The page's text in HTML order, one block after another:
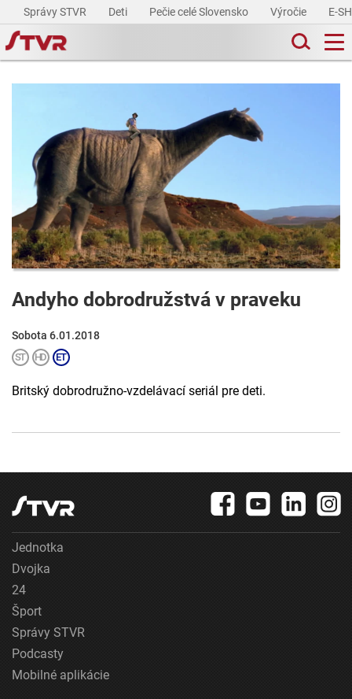
Správy STVR Deti Pečie celé Slovensko Výročie E-
Andyho dobrodružstvá v praveku
Sobota 6.01.2018
Britský dobrodružno-vzdelávací seriál pre deti.
Jednotka
Dvojka
24
Šport
Správy STVR
Podcasty
Mobilné aplikácie